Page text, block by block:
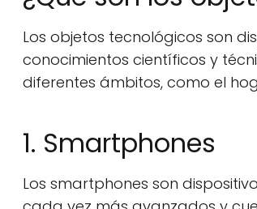
Los objetos tecnológicos son
conocimientos científicos y
diferentes ámbitos, como el
1. Smartphones
Los smartphones son